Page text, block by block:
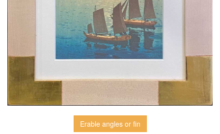
Erable angles or fin